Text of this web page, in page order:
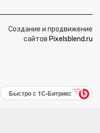
Создание и продвижение
сайтов Pixelsblend.ru
Быстро с 1С-Битрикс